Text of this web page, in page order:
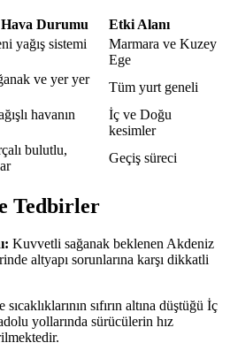
Durumu
Etki Alanı
yağış sistemi
Marmara ve Kuzey
Ege
ve yer yer
Tüm yurt geneli
havanın
İç ve Doğu
kesimler
bulutlu,
Geçiş süreci
Tedbirler
Kuvvetli sağanak beklenen Akdeniz
altyapı sorunlarına karşı dikkatli
sıcaklıklarının sıfırın altına düştüğü İç
yollarında sürücülerin hız